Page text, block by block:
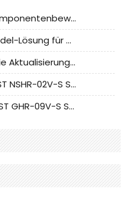
CNC Tech Inländische Kabelkomponentenbewertung und Massenproduktionsanpassungsanleitung
I-PEX-Hochfrequenz-Kabelbündel-Lösung für die heimische Produktion analysiert
CLIFF unter Bezugnahme auf die Aktualisierung der chinesischen Stecker-Testnormen
JST Stecker - bietet Original JST NSHR-02V-S Stecker und Ersatzteile an
JST-Stecker - Bietet Original JST GHR-09V-S Stecker und Ersatzteile an